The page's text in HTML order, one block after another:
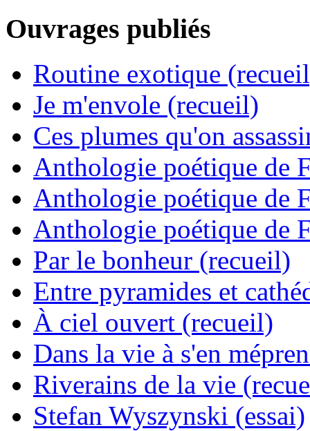
Ouvrages publiés
Routine exotique
Je m'envole (recueil)
Ces plumes qu'on
Anthologie poétique de
Anthologie poétique de
Anthologie poétique de
Par le bonheur (recueil)
Entre pyramides et
À ciel ouvert (recueil)
Dans la vie à s'en
Riverains de la vie
Stefan Wyszynski (essai)